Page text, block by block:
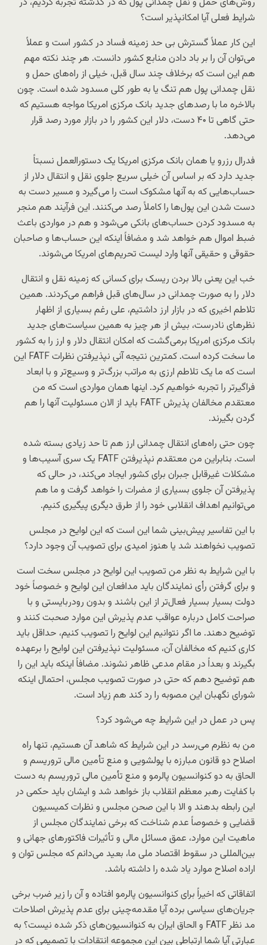
شرایط فعلی آیا امکانپذیر است؟
این کار عملاً گسترش بی حد زمینه فساد در کشور است و عملاً
می‌توان آن را بر باد دادن منابع کشور دانست. هر چند نکته مهم
هم این است که برخلاف چند سال قبل، خیلی از راه‌های حمل و
نقل چمدانی پول هم تنگ یا به طور کلی مسدود شده است. چون
بالاخره ما با رصدهای جدید بانک مرکزی امریکا مواجه هستیم که
حتی گاهی تا ۴۰ دست، دلار این کشور را در بازار مورد رصد قرار
می‌دهد.
فدرال رزرو یا همان بانک مرکزی امریکا یک دستورالعمل نسبتاً
جدید دارد که بر اساس آن خیلی سریع جلوی نقل و انتقال دلار از
حساب‌هایی که به آنها مشکوک است را می‌گیرد و مسیر دست به
دست شدن این پول‌ها را کاملاً رصد می‌کنند. این فرآیند هم منجر
به مسدود کردن حساب‌های بانکی می‌شود و هم در مواردی باعث
ضبط اموال هم خواهد شد و مضافاً اینکه این حساب‌ها و صاحبان
حقوقی و حقیقی آنها وارد لیست تحریم‌های امریکا می‌شوند.
خب این یعنی بالا بردن ریسک برای کسانی که زمینه نقل و انتقال
دلار را به صورت چمدانی در سال‌های قبل فراهم می‌کردند. همین
تلاطم اخیری که در بازار ارز داشتیم، علی رغم بسیاری از اظهار
نظرهای نادرست، بیش از هر چیز به همین سیاست‌های جدید
بانک مرکزی امریکا برمی‌گشت که امکان انتقال دلار و ارز را به کشور
ما سخت کرده است. کمترین نتیجه آنی نپذیرفتن نظرات FATF این
است که ما یک تلاطم ارزی به مراتب بزرگ‌تر و وسیع‌تر و با ابعاد
فراگیرتر را تجربه خواهیم کرد. اینها همان مواردی است که من
معتقدم مخالفان پذیرش FATF باید از الان مسئولیت آنها را هم
گردن بگیرند.
چون حتی راه‌های انتقال چمدانی ارز هم تا حد زیادی بسته شده
است. بنابراین من معتقدم نپذیرفتن FATF یک سری آسیب‌ها و
مشکلات غیرقابل جبران برای کشور ایجاد می‌کند، در حالی که
پذیرفتن آن جلوی بسیاری از مضرات را خواهد گرفت و ما هم
می‌توانیم اهداف انقلابی خود را از طرق دیگری پیگیری کنیم.
با این تفاسیر پیش‌بینی شما این است که این لوایح در مجلس
تصویب نخواهند شد یا هنوز امیدی برای تصویب آن وجود دارد؟
با این شرایط به نظر من تصویب این لوایح در مجلس سخت است
و برای گرفتن رأی نمایندگان باید مدافعان این لوایح و خصوصاً خود
دولت بسیار بسیار فعال‌تر از این باشند و بدون رودربایستی و با
صراحت کامل درباره عواقب عدم پذیرش این موارد صحبت کنند و
توضیح دهند. ما اگر نتوانیم این لوایح را تصویب کنیم، حداقل باید
کاری کنیم که مخالفان آن، مسئولیت نپذیرفتن این لوایح را برعهده
بگیرند و بعداً در مقام مدعی ظاهر نشوند. مضافاً اینکه باید این را
هم توضیح دهم که حتی در صورت تصویب مجلس، احتمال اینکه
شورای نگهبان این مصوبه را رد کند هم زیاد است.
پس در عمل در این شرایط چه می‌شود کرد؟
من به نظرم می‌رسد در این شرایط که شاهد آن هستیم، تنها راه
اصلاح دو قانون مبارزه با پولشویی و منع تأمین مالی تروریسم و
الحاق به دو کنوانسیون پالرمو و منع تأمین مالی تروریسم به دست
با کفایت رهبر معظم انقلاب باز خواهد شد و ایشان باید حکمی در
این رابطه بدهند و الا با این صحن مجلس و نظرات کمیسیون
قضایی و خصوصاً عدم شناخت که برخی نمایندگان مجلس از
ماهیت این موارد، عمق مسائل مالی و تأثیرات فاکتورهای جهانی و
بین‌المللی در سقوط اقتصاد ملی ما، بعید می‌دانم که مجلس توان و
اراده اصلاح موارد یاد شده را داشته باشد.
اتفاقاتی که اخیراً برای کنوانسیون پالرمو افتاده و آن را زیر ضرب برخی
جریان‌های سیاسی برده آیا مقدمه‌چینی برای عدم پذیرش اصلاحات
مد نظر FATF و الحاق ایران به کنوانسیون‌های ذکر شده نیست؟ به
عبارتی آیا شما ارتباطی بین این مجموعه انتقادات با تصمیمی که در